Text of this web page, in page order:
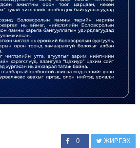
0 ЖИРГЭХ